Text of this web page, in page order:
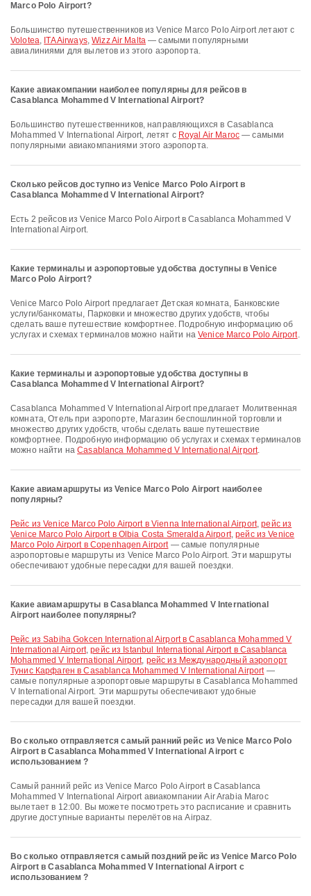
Marco Polo Airport?
Большинство путешественников из Venice Marco Polo Airport летают с
Volotea, ITA Airways,Wizz Air Malta — самыми популярными
авиалиниями для вылетов из этого аэропорта.
Какие авиакомпании наиболее популярны для рейсов в
Casablanca Mohammed V International Airport?
Большинство путешественников, направляющихся в Casablanca
Mohammed V International Airport, летят с Royal Air Maroc — самыми
популярными авиакомпаниями этого аэропорта.
Сколько рейсов доступно из Venice Marco Polo Airport в
Casablanca Mohammed V International Airport?
Есть 2 рейсов из Venice Marco Polo Airport в Casablanca Mohammed V
International Airport.
Какие терминалы и аэропортовые удобства доступны в Venice
Marco Polo Airport?
Venice Marco Polo Airport предлагает Детская комната, Банковские
услуги/банкоматы, Парковки и множество других удобств, чтобы
сделать ваше путешествие комфортнее. Подробную информацию об
услугах и схемах терминалов можно найти наVenice Marco Polo Airport.
Какие терминалы и аэропортовые удобства доступны в
Casablanca Mohammed V International Airport?
Casablanca Mohammed V International Airport предлагает Молитвенная
комната, Отель при аэропорте, Магазин беспошлинной торговли и
множество других удобств, чтобы сделать ваше путешествие
комфортнее. Подробную информацию об услугах и схемах терминалов
можно найти наCasablanca Mohammed V International Airport.
Какие авиамаршруты из Venice Marco Polo Airport наиболее
популярны?
рейс из Venice Marco Polo Airport в Vienna International Airport,рейс из
Venice Marco Polo Airport в Olbia Costa Smeralda Airport,рейс из Venice
Marco Polo Airport в Copenhagen Airport— самые популярные
аэропортовые маршруты из Venice Marco Polo Airport. Эти маршруты
обеспечивают удобные пересадки для вашей поездки.
Какие авиамаршруты в Casablanca Mohammed V International
Airport наиболее популярны?
рейс из Sabiha Gokcen International Airport в Casablanca Mohammed V
International Airport,рейс из Istanbul International Airport в Casablanca
Mohammed V International Airport, рейс из Международный аэропорт
Тунис Карфаген в Casablanca Mohammed V International Airport—
самые популярные аэропортовые маршруты в Casablanca Mohammed
V International Airport. Эти маршруты обеспечивают удобные
пересадки для вашей поездки.
Во сколько отправляется самый ранний рейс из Venice Marco Polo
Airport в Casablanca Mohammed V International Airport с
использованием ?
Самый ранний рейс из Venice Marco Polo Airport в Casablanca
Mohammed V International Airport авиакомпании Air Arabia Maroc
вылетает в 12:00. Вы можете посмотреть это расписание и сравнить
другие доступные варианты перелётов на Airpaz.
Во сколько отправляется самый поздний рейс из Venice Marco Polo
Airport в Casablanca Mohammed V International Airport с
использованием ?